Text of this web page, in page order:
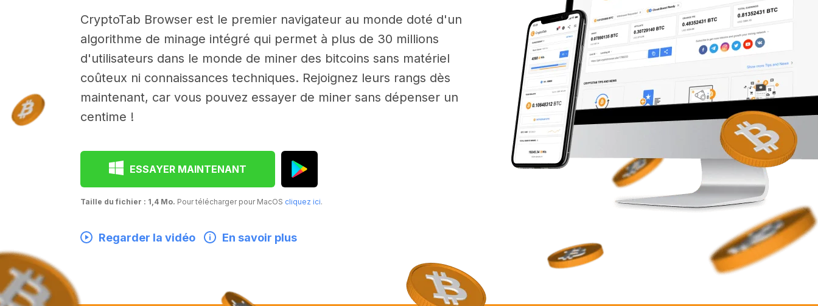
CryptoTab Browser est le premier navigateur au monde doté d'un
algorithme de minage intégré qui permet à plus de 30 millions
d'utilisateurs dans le monde de miner des bitcoins sans matériel
coûteux ni connaissances techniques. Rejoignez leurs rangs dès
maintenant, car vous pouvez essayer de miner sans dépenser un
centime !
ESSAYER MAINTENANT
Taille du fichier : 1,4 Mo. Pour télécharger pour MacOS cliquez ici.
Regarder la vidéo En savoir plus